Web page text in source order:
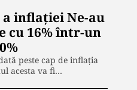
inflației Ne-au
cu 16% într-un
peste cap de inflația
acesta va fi…